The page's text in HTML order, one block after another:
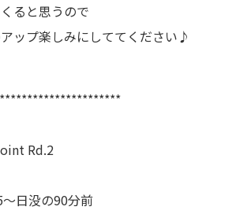
ると思うので
ップ楽しみにしててください♪
Rd.2
日没の90分前